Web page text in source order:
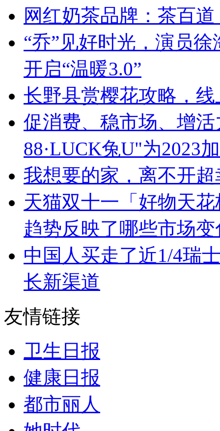
网红奶茶品牌：茶百
“乔”见好时光，演员
开启“温暖3.0”
长野县赏樱花攻略，线
促消费、稳市场、增
88·LUCK兔U"为2023
我想要的家，离不开
天猫双十一「好物天
趋势反映了哪些市场变
中国人买走了近1/4瑞
长新渠道
友情链接
卫生日报
健康日报
都市丽人